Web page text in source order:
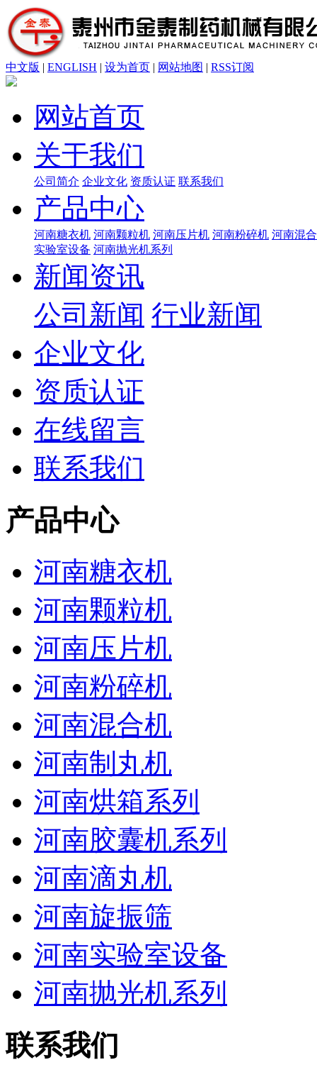
中文版 | ENGLISH | 设为首页 | 网站地图 | RSS订阅
网站首页
关于我们
公司简介 企业文化 资质认证 联系我们
产品中心
河南糖衣机 河南颗粒机 河南压片机 河南粉碎机 河南混
实验室设备 河南抛光机系列
新闻资讯
公司新闻 行业新闻
企业文化
资质认证
在线留言
联系我们
产品中心
河南糖衣机
河南颗粒机
河南压片机
河南粉碎机
河南混合机
河南制丸机
河南烘箱系列
河南胶囊机系列
河南滴丸机
河南旋振筛
河南实验室设备
河南抛光机系列
联系我们